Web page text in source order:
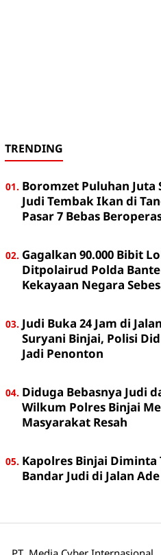
TRENDING
Boromzet Puluhan Juta
Judi Tembak Ikan di
Pasar 7 Bebas
Gagalkan 90.000 Bibit
Ditpolairud Polda
Kekayaan Negara
Judi Buka 24 Jam di
Suryani Binjai, Polisi
Jadi Penonton
Diduga Bebasnya Judi
Wilkum Polres Binjai
Masyarakat Resah
Kapolres Binjai Diminta
Bandar Judi di Jalan